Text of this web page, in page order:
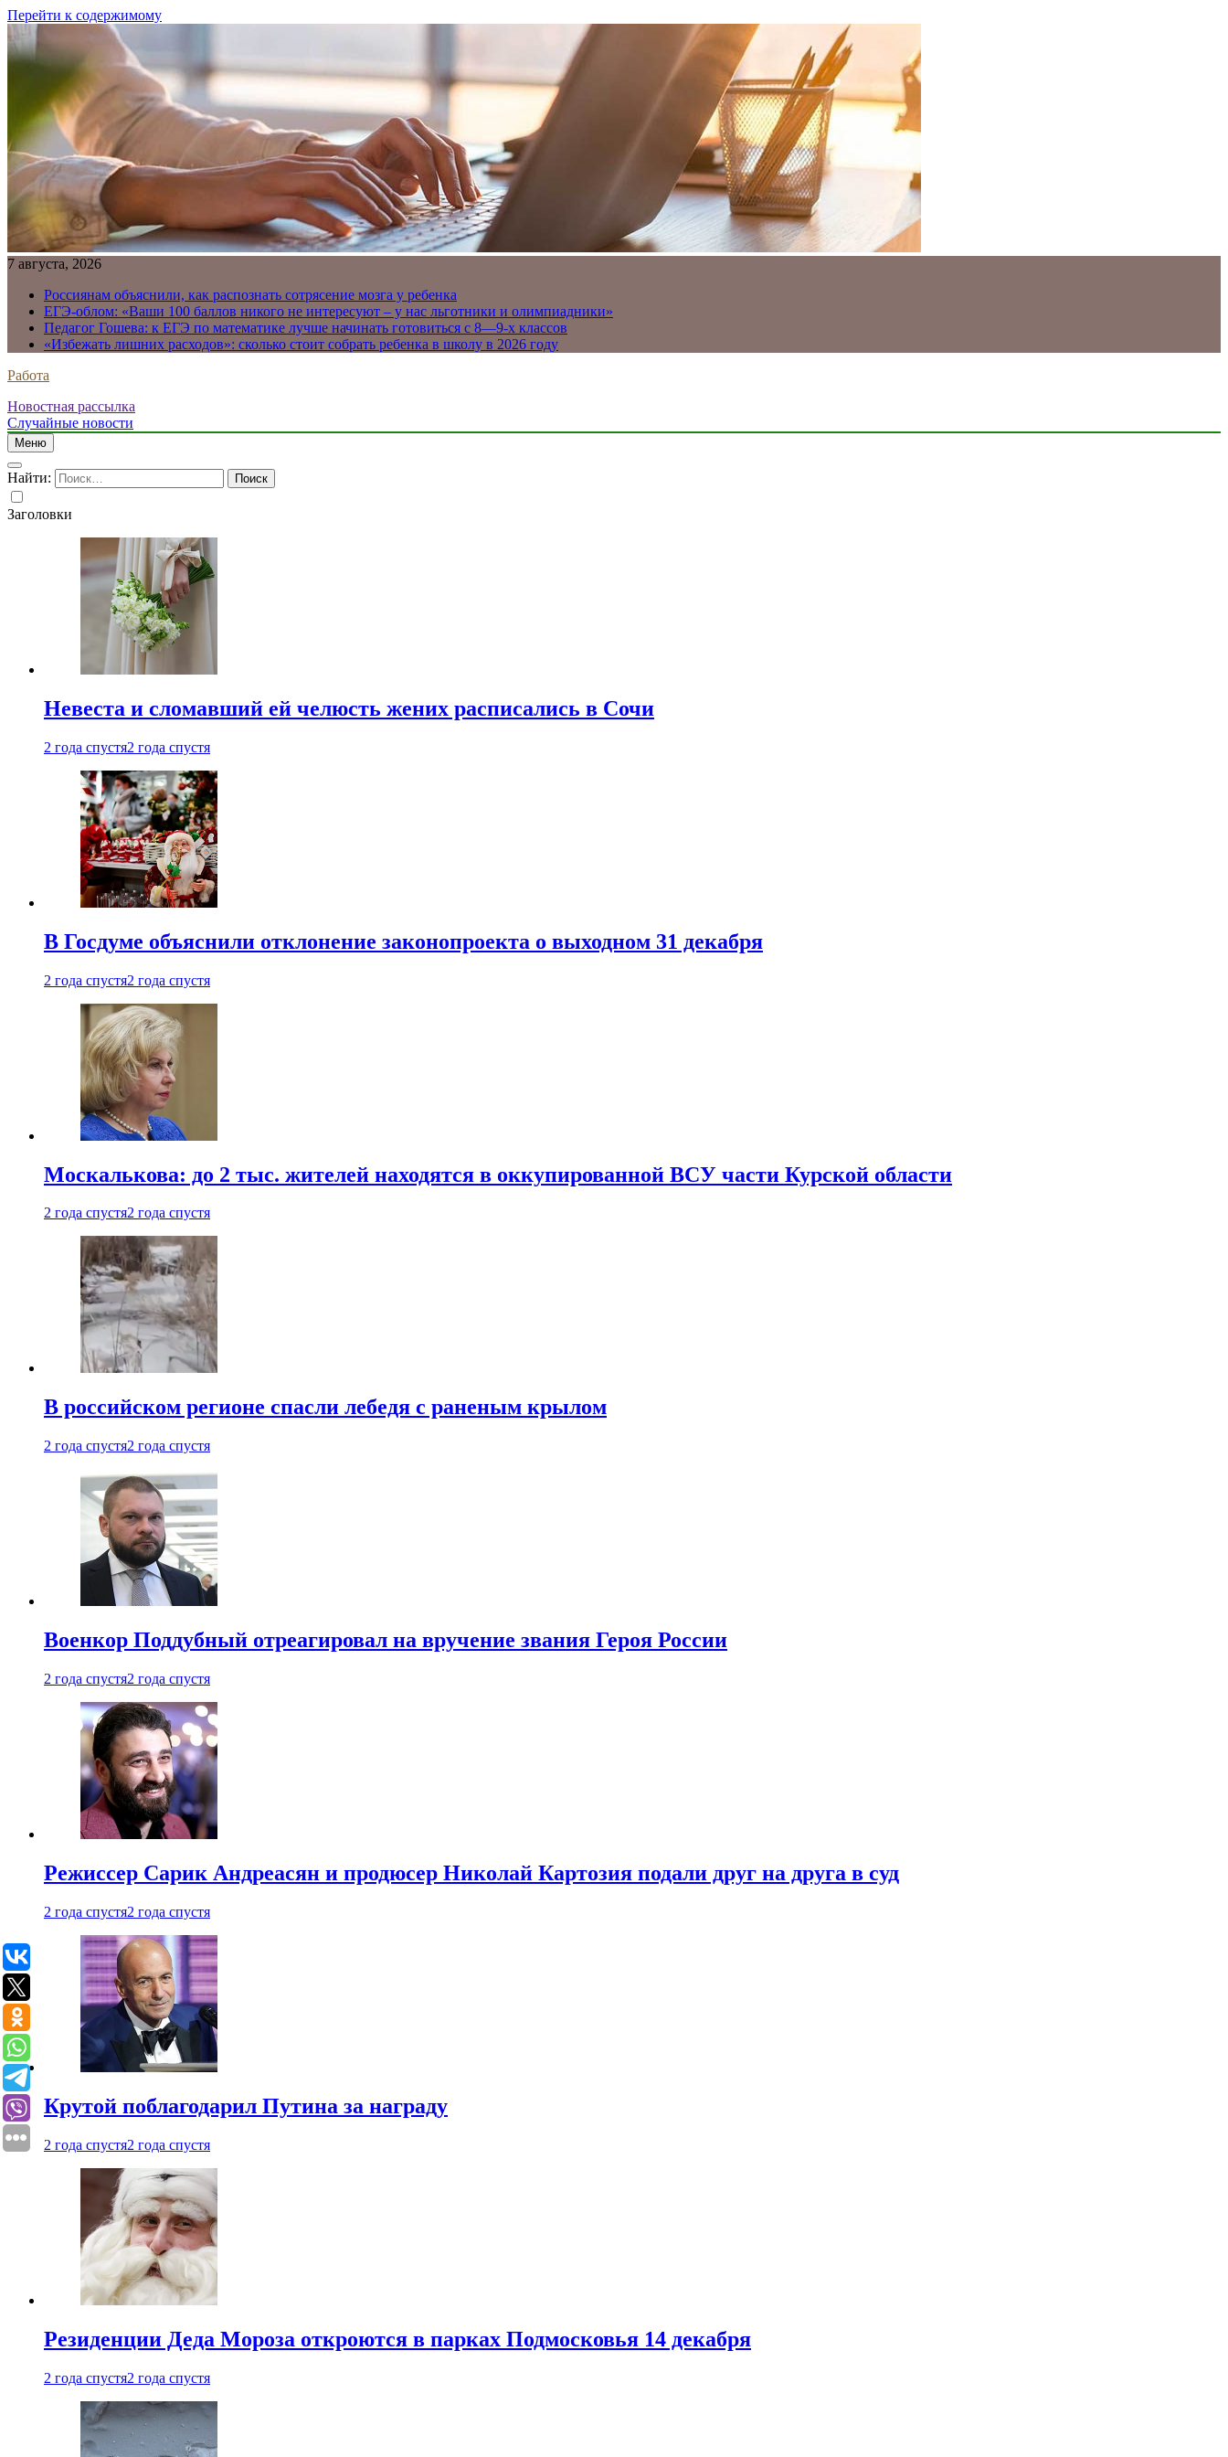
Перейти к содержимому
7 августа, 2026
Россиянам объяснили, как распознать сотрясение мозга у ребенка
ЕГЭ-облом: «Ваши 100 баллов никого не интересуют – у нас льготники и олимпиадники»
Педагог Гошева: к ЕГЭ по математике лучше начинать готовиться с 8—9-х классов
«Избежать лишних расходов»: сколько стоит собрать ребенка в школу в 2026 году
Работа
Новостная рассылка
Случайные новости
Меню
Найти:
Заголовки
Невеста и сломавший ей челюсть жених расписались в Сочи
2 года спустя2 года спустя
В Госдуме объяснили отклонение законопроекта о выходном 31 декабря
2 года спустя2 года спустя
Москалькова: до 2 тыс. жителей находятся в оккупированной ВСУ части Курской области
2 года спустя2 года спустя
В российском регионе спасли лебедя с раненым крылом
2 года спустя2 года спустя
Военкор Поддубный отреагировал на вручение звания Героя России
2 года спустя2 года спустя
Режиссер Сарик Андреасян и продюсер Николай Картозия подали друг на друга в суд
2 года спустя2 года спустя
Крутой поблагодарил Путина за награду
2 года спустя2 года спустя
Резиденции Деда Мороза откроются в парках Подмосковья 14 декабря
2 года спустя2 года спустя